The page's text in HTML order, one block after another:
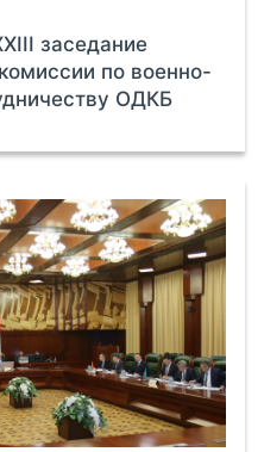
заседание
по военно-
ОДКБ